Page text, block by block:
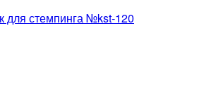
для стемпинга №kst-120